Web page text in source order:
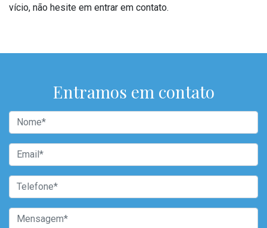
vício, não hesite em entrar em contato.
Entramos em contato